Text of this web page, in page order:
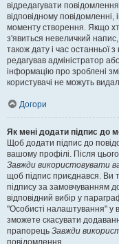
відредагувати
відповідному
моменту створення. Якщо
з'явиться невеличкий напис,
також дату і час останньої
редагував адміністратор
інформацію про зроблені
користувачі не можуть
Догори
Як мені додати підпис до
Щоб додати підпис до
вашому профілі. Після
Завжди використовувати
щоб підпис приєднався. Ви
підпису за замовчуванням
відповідний вибір у
"Особисті налаштування" у
зможете скасувати
прапорець Завжди
повідомлення.